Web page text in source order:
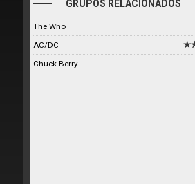
GRUPOS RELACIONADOS
The Who
AC/DC
Chuck Berry